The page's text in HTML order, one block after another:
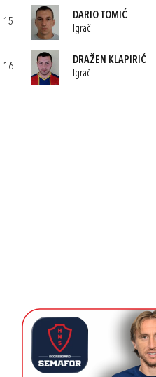
15
DARIO TOMIĆ
Igrač
16
DRAŽEN KLAPIRIĆ
Igrač